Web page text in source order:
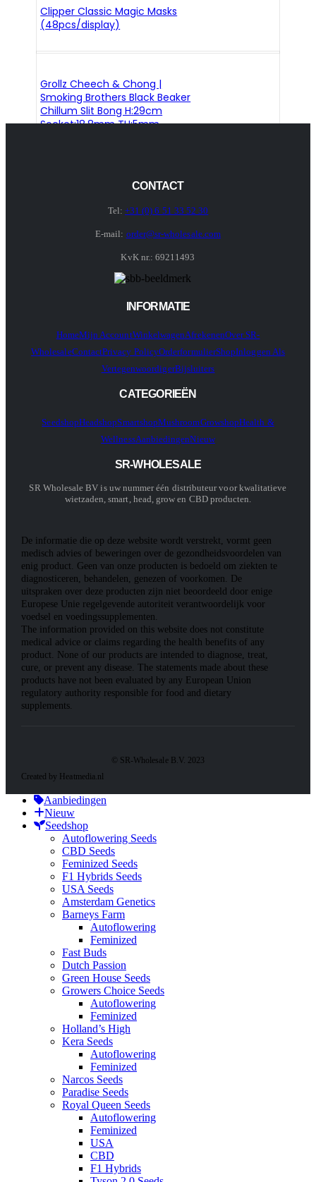
Clipper Classic Magic Masks
(48pcs/display)
Grollz Cheech & Chong |
Smoking Brothers Black Beaker
Chillum Slit Bong H:29cm
Socket:18.8mm TH:5mm
CONTACT
Tel: +31 (0) 6 51 33 52 30
E-mail: order@sr-wholesale.com
KvK nr.: 69211493
INFORMATIE
HomeMijn AccountWinkelwagenAfrekenenOver SR-
WholesaleContactPrivacy PolicyOrderformulierShopInloggen Als
VertegenwoordigerBijsluiters
CATEGORIEËN
SeedshopHeadshopSmartshopMushroomGrowshopHealth &
WellnessAanbiedingenNieuw
SR-WHOLESALE
SR Wholesale BV is uw nummer één distributeur voor kwalitatieve
wietzaden, smart, head, grow en CBD producten.
De informatie die op deze website wordt verstrekt, vormt geen
medisch advies of beweringen over de gezondheidsvoordelen van
enig product. Geen van onze producten is bedoeld om ziekten te
diagnosticeren, behandelen, genezen of voorkomen. De
uitspraken over deze producten zijn niet beoordeeld door enige
Europese Unie regelgevende autoriteit verantwoordelijk voor
voedsel en voedingssupplementen.
The information provided on this website does not constitute
medical advice or claims regarding the health benefits of any
product. None of our products are intended to diagnose, treat,
cure, or prevent any disease. The statements made about these
products have not been evaluated by any European Union
regulatory authority responsible for food and dietary
supplements.
© SR-Wholesale B.V. 2023
Created by Heatmedia.nl
Aanbiedingen
Nieuw
Seedshop
Autoflowering Seeds
CBD Seeds
Feminized Seeds
F1 Hybrids Seeds
USA Seeds
Amsterdam Genetics
Barneys Farm
Autoflowering
Feminized
Fast Buds
Dutch Passion
Green House Seeds
Growers Choice Seeds
Autoflowering
Feminized
Holland’s High
Kera Seeds
Autoflowering
Feminized
Narcos Seeds
Paradise Seeds
Royal Queen Seeds
Autoflowering
Feminized
USA
CBD
F1 Hybrids